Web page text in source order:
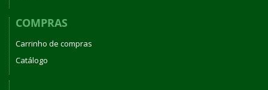
COMPRAS
Carrinho de compras
Catálogo